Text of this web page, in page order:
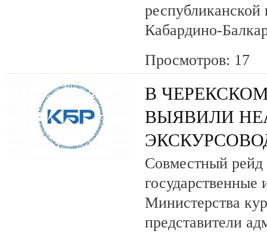
Кабардино-
Просмотров: 17
В
ВЫЯВИЛИ
Совместный рейд
государственные
Министерства
представители